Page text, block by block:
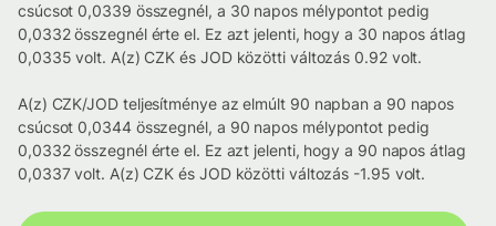
csúcsot 0,0339 összegnél, a 30 napos mélypontot pedig
0,0332 összegnél érte el. Ez azt jelenti, hogy a 30 napos átlag
0,0335 volt. A(z) CZK és JOD közötti változás 0.92 volt.
A(z) CZK/JOD teljesítménye az elmúlt 90 napban a 90 napos
csúcsot 0,0344 összegnél, a 90 napos mélypontot pedig
0,0332 összegnél érte el. Ez azt jelenti, hogy a 90 napos átlag
0,0337 volt. A(z) CZK és JOD közötti változás -1.95 volt.